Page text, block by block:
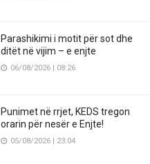
Parashikimi i motit për sot dhe
ditët në vijim – e enjte
06/08/2026 | 08:26
Punimet në rrjet, KEDS tregon
orarin për nesër e Enjte!
05/08/2026 | 23:04